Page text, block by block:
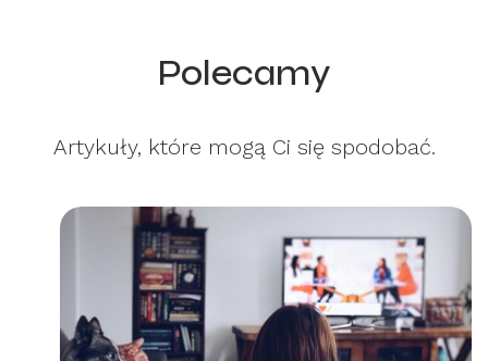
Polecamy
Artykuły, które mogą Ci się spodobać.